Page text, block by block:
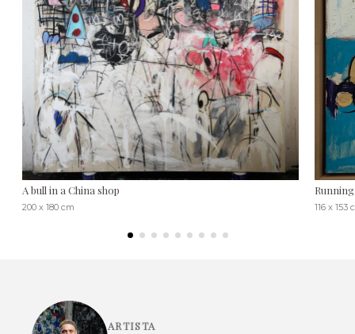
A bull in a China shop
200 x 180 cm 116 x 153
ARTISTA